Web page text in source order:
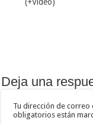
Deja una
Tu dirección de
obligatorios están